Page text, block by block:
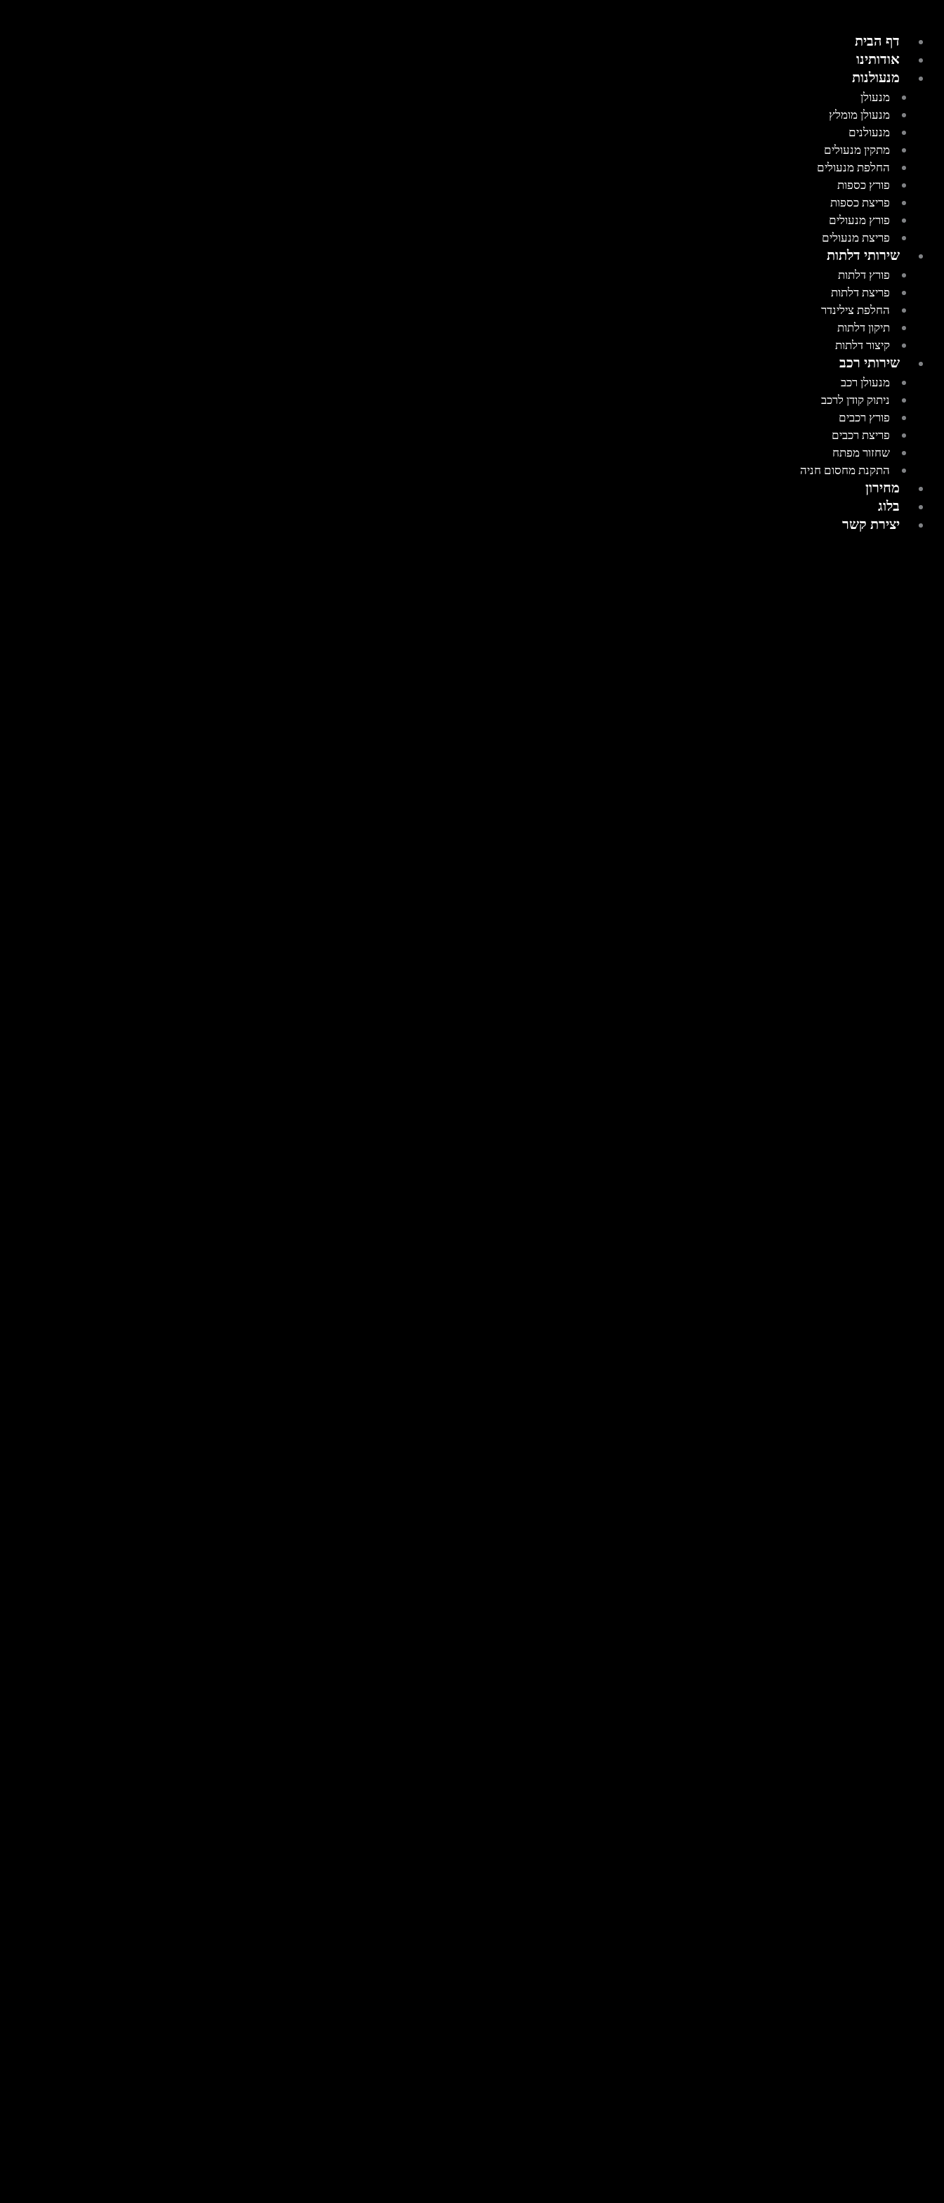
דף הבית
אודותינו
מנעולנות
מנעולן
מנעולן מומלץ
מנעולנים
מתקין מנעולים
החלפת מנעולים
פורץ כספות
פריצת כספות
פורץ מנעולים
פריצת מנעולים
שירותי דלתות
פורץ דלתות
פריצת דלתות
החלפת צילינדר
תיקון דלתות
קיצור דלתות
שירותי רכב
מנעולן רכב
ניתוק קודן לרכב
פורץ רכבים
פריצת רכבים
שחזור מפתח
התקנת מחסום חניה
מחירון
בלוג
יצירת קשר